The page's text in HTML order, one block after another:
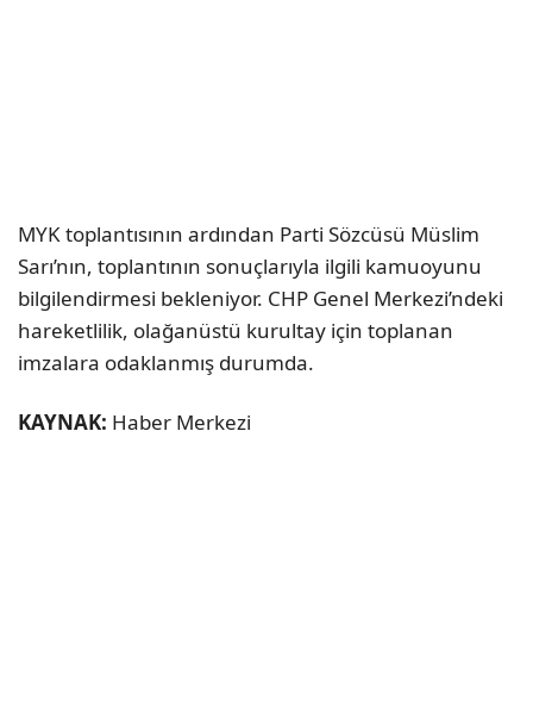
MYK toplantısının ardından Parti Sözcüsü Müslim
Sarı’nın, toplantının sonuçlarıyla ilgili kamuoyunu
bilgilendirmesi bekleniyor. CHP Genel Merkezi’ndeki
hareketlilik, olağanüstü kurultay için toplanan
imzalara odaklanmış durumda.
KAYNAK: Haber Merkezi